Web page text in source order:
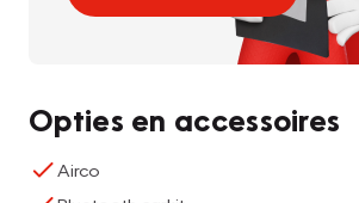
Opties en accessoires
Airco